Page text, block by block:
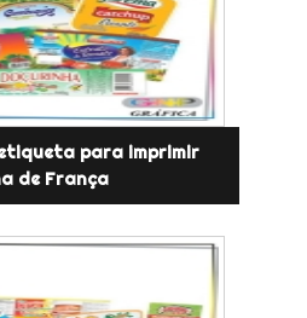
para imprimir
de França